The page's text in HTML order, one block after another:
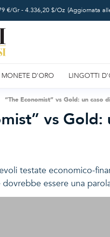
€/Gr - 4.336,20 $/Oz (Aggiornata
MONETE D'ORO LINGOTTI
“The Economist” vs Gold: un caso
vs
testate economico-
dovrebbe essere una